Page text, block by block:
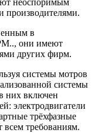
неоспоримым
производителями.
в
они имеют
других фирм.
системы мотров
системы
них включен
электродвигатели
трёхфазные
всем требованиям.